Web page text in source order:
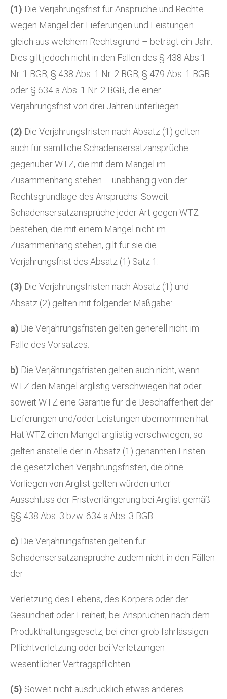
(1) Die Verjährungsfrist für Ansprüche und Rechte
wegen Mängel der Lieferungen und Leistungen
gleich aus welchem Rechtsgrund – beträgt ein Jahr.
Dies gilt jedoch nicht in den Fällen des § 438 Abs.1
Nr. 1 BGB, § 438 Abs. 1 Nr. 2 BGB, § 479 Abs. 1 BGB
oder § 634 a Abs. 1 Nr. 2 BGB, die einer
Verjährungsfrist von drei Jahren unterliegen.
(2) Die Verjährungsfristen nach Absatz (1) gelten
auch für sämtliche Schadensersatzansprüche
gegenüber WTZ, die mit dem Mangel im
Zusammenhang stehen – unabhängig von der
Rechtsgrundlage des Anspruchs. Soweit
Schadensersatzansprüche jeder Art gegen WTZ
bestehen, die mit einem Mangel nicht im
Zusammenhang stehen, gilt für sie die
Verjährungsfrist des Absatz (1) Satz 1.
(3) Die Verjährungsfristen nach Absatz (1) und
Absatz (2) gelten mit folgender Maßgabe:
a) Die Verjährungsfristen gelten generell nicht im
Falle des Vorsatzes.
b) Die Verjährungsfristen gelten auch nicht, wenn
WTZ den Mangel arglistig verschwiegen hat oder
soweit WTZ eine Garantie für die Beschaffenheit der
Lieferungen und/oder Leistungen übernommen hat.
Hat WTZ einen Mangel arglistig verschwiegen, so
gelten anstelle der in Absatz (1) genannten Fristen
die gesetzlichen Verjährungsfristen, die ohne
Vorliegen von Arglist gelten würden unter
Ausschluss der Fristverlängerung bei Arglist gemäß
§§ 438 Abs. 3 bzw. 634 a Abs. 3 BGB.
c) Die Verjährungsfristen gelten für
Schadensersatzansprüche zudem nicht in den Fällen
der
Verletzung des Lebens, des Körpers oder der
Gesundheit oder Freiheit, bei Ansprüchen nach dem
Produkthaftungsgesetz, bei einer grob fahrlässigen
Pflichtverletzung oder bei Verletzungen
wesentlicher Vertragspflichten.
(5) Soweit nicht ausdrücklich etwas anderes